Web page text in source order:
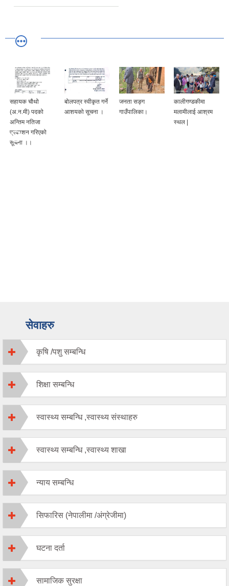
सहायक चौथो
(अ.न.मी) पदको
अन्तिम नतिजा
प्रकाशन गरिएको
सूचना ।।
बोलपत्र स्वीकृत गर्ने
आशयको सूचना ।
जनता सङ्ग
गाउँपालिका।
कालीगण्डकीमा
मलामीलाई आश्रम
स्थल |
सेवाहरु
कृषि /पशु सम्बन्धि
शिक्षा सम्बन्धि
स्वास्थ्य सम्बन्धि ,स्वास्थ्य संस्थाहरु
स्वास्थ्य सम्बन्धि ,स्वास्थ्य शाखा
न्याय सम्बन्धि
सिफारिस (नेपालीमा /अंग्रेजीमा)
घटना दर्ता
सामाजिक सुरक्षा